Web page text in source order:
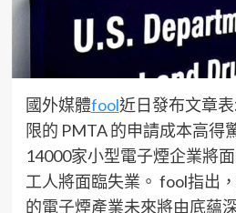
國外媒體fool近日發布文章
限的 PMTA 的申請成本高得
14000家小型電子煙企業將
工人將面臨失業。 fool指出
的電子煙產業未來將由底蘊